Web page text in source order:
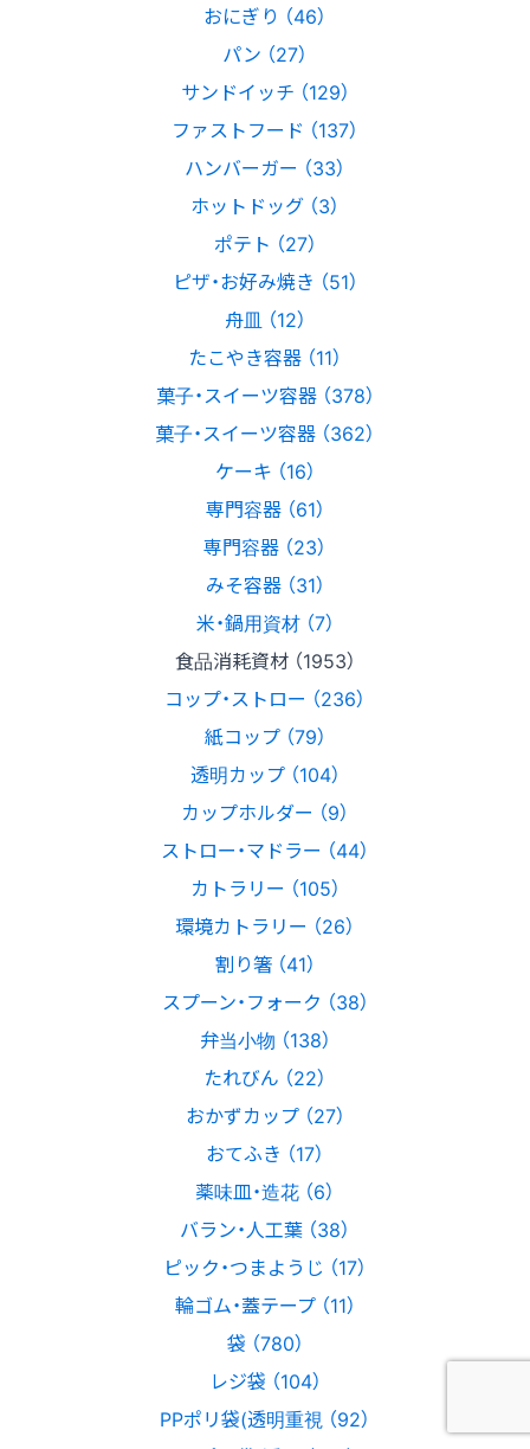
おにぎり （46）
パン （27）
サンドイッチ （129）
ファストフード （137）
ハンバーガー （33）
ホットドッグ （3）
ポテト （27）
ピザ・お好み焼き （51）
舟皿 （12）
たこやき容器 （11）
菓子・スイーツ容器 （378）
菓子・スイーツ容器 （362）
ケーキ （16）
専門容器 （61）
専門容器 （23）
みそ容器 （31）
米・鍋用資材 （7）
食品消耗資材 （1953）
コップ・ストロー （236）
紙コップ （79）
透明カップ （104）
カップホルダー （9）
ストロー・マドラー （44）
カトラリー （105）
環境カトラリー （26）
割り箸 （41）
スプーン・フォーク （38）
弁当小物 （138）
たれびん （22）
おかずカップ （27）
おてふき （17）
薬味皿・造花 （6）
バラン・人工葉 （38）
ピック・つまようじ （17）
輪ゴム・蓋テープ （11）
袋 （780）
レジ袋 （104）
PPポリ袋(透明重視 （92）